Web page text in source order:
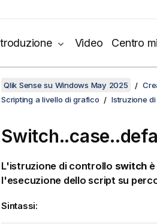
Video Centro
Qlik Sense su Windows May 2025
Scripting a livello di grafico
Istruzione
L'istruzione di controllo switch
l'esecuzione dello script su
Sintassi: